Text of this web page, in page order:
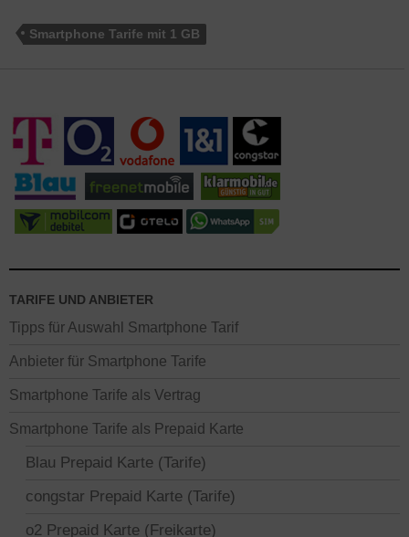
Smartphone Tarife mit 1 GB
TARIFE UND ANBIETER
Tipps für Auswahl Smartphone Tarif
Anbieter für Smartphone Tarife
Smartphone Tarife als Vertrag
Smartphone Tarife als Prepaid Karte
Blau Prepaid Karte (Tarife)
congstar Prepaid Karte (Tarife)
o2 Prepaid Karte (Freikarte)